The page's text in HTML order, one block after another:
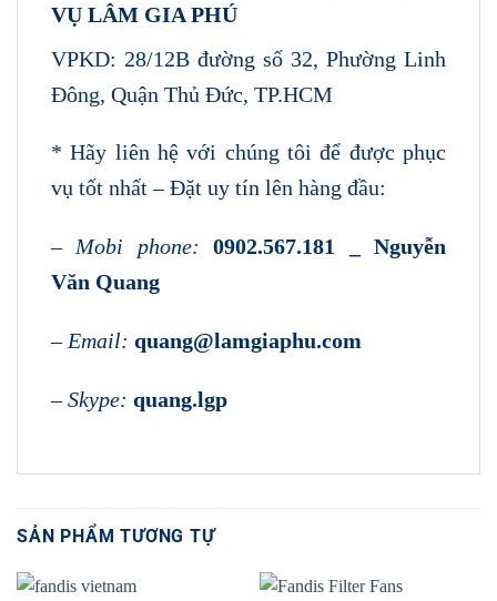
VỤ LÂM GIA PHÚ
VPKD: 28/12B đường số 32, Phường Linh
Đông, Quận Thủ Đức, TP.HCM
* Hãy liên hệ với chúng tôi để được phục
vụ tốt nhất – Đặt uy tín lên hàng đầu:
– Mobi phone:
0902.567.181 _ Nguyễn
Văn Quang
– Email: quang@lamgiaphu.com
–Skype: quang.lgp
SẢN PHẨM TƯƠNG TỰ